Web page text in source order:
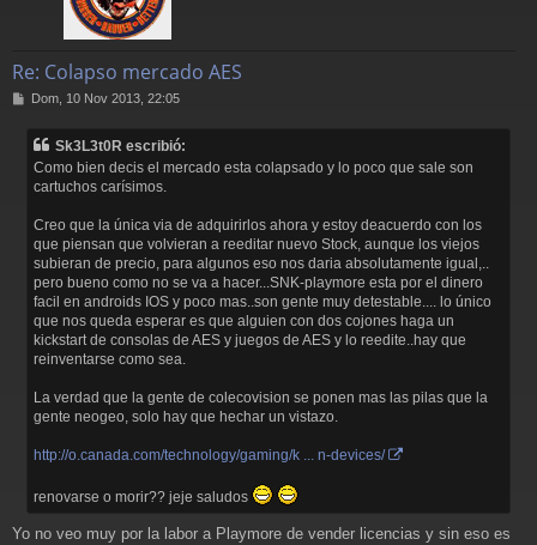
Re: Colapso mercado AES
MDom, 10 Nov 2013, 22:05
Sk3L3t0R escribió:
Como bien decis el mercado esta colapsado y lo poco que sale son
cartuchos carísimos.
Creo que la única via de adquirirlos ahora y estoy deacuerdo con los
que piensan que volvieran a reeditar nuevo Stock, aunque los viejos
subieran de precio, para algunos eso nos daria absolutamente igual,..
pero bueno como no se va a hacer...SNK-playmore esta por el dinero
facil en androids IOS y poco mas..son gente muy detestable.... lo único
que nos queda esperar es que alguien con dos cojones haga un
kickstart de consolas de AES y juegos de AES y lo reedite..hay que
reinventarse como sea.
La verdad que la gente de colecovision se ponen mas las pilas que la
gente neogeo, solo hay que hechar un vistazo.
http://o.canada.com/technology/gaming/k ... n-devices/
renovarse o morir?? jeje saludos
Yo no veo muy por la labor a Playmore de vender licencias y sin eso es